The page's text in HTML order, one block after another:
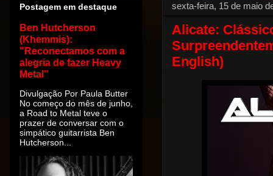
sexta-feira, 15 de maio
Alicate:
English)
Postagem em destaque
Ben Hutcherson
(Khemmis):
"Reconectamos com a
alegria de fazer Heavy
Metal”
Divulgação Por Paula Butter
No começo do mês de junho,
a Road to Metal teve o
prazer de conversar com o
simpático guitarrista Ben
Hutcherson...